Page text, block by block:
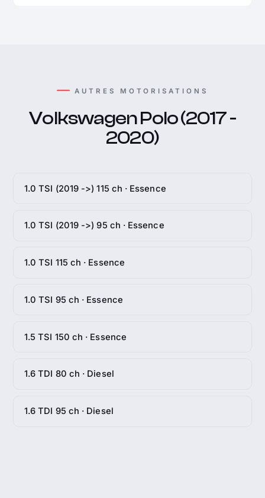
AUTRES MOTORISATIONS
Volkswagen Polo (2017 -
2020)
1.0 TSI (2019 ->) 115 ch · Essence
1.0 TSI (2019 ->) 95 ch · Essence
1.0 TSI 115 ch · Essence
1.0 TSI 95 ch · Essence
1.5 TSI 150 ch · Essence
1.6 TDI 80 ch · Diesel
1.6 TDI 95 ch · Diesel